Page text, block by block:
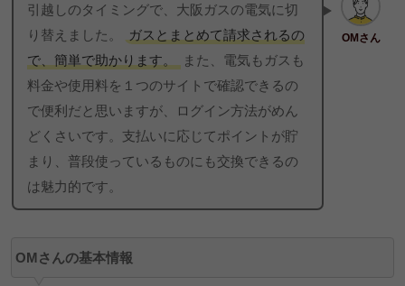
サポートサービス
OMさん
引越しのタイミングで、大阪ガスの電気に切
り替えました。
ガスとまとめて請求されるの
で、簡単で助かります。
また、電気もガスも
料金や使用料を１つのサイトで確認できるの
で便利だと思いますが、ログイン方法がめん
どくさいです。支払いに応じてポイントが貯
まり、普段使っているものにも交換できるの
は魅力的です。
OMさんの基本情報